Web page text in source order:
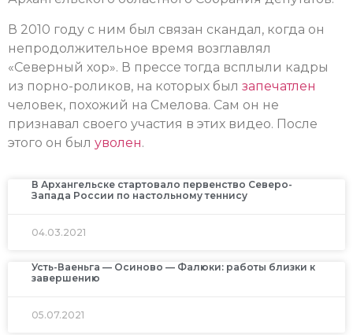
В 2010 году с ним был связан скандал, когда он
непродолжительное время возглавлял
«Северный хор». В прессе тогда всплыли кадры
из порно-роликов, на которых был запечатлен
человек, похожий на Смелова. Сам он не
признавал своего участия в этих видео. После
этого он был уволен.
В Архангельске стартовало первенство Северо-
Запада России по настольному теннису
04.03.2021
Усть-Ваеньга — Осиново — Фалюки: работы близки к
завершению
05.07.2021